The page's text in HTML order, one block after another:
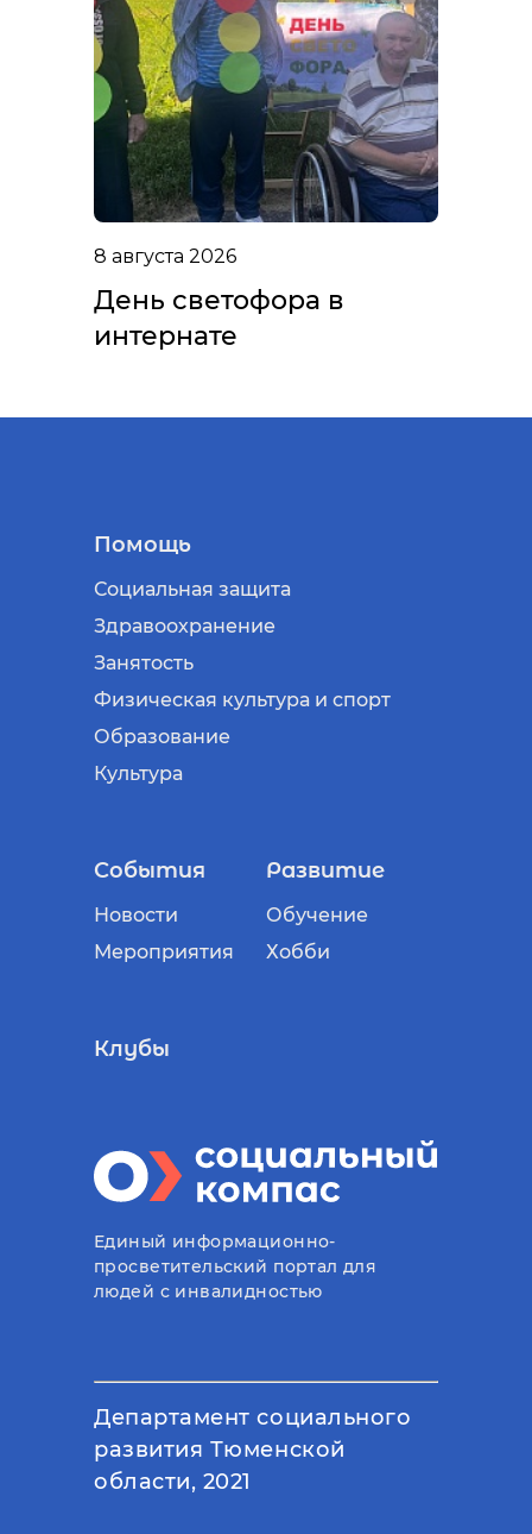
8 августа 2026
День светофора в
интернате
Помощь
Социальная защита
Здравоохранение
Занятость
Физическая культура и спорт
Образование
Культура
События
Новости
Мероприятия
Развитие
Обучение
Хобби
Клубы
Единый информационно-
просветительский портал для
людей с инвалидностью
Департамент социального
развития Тюменской
области, 2021